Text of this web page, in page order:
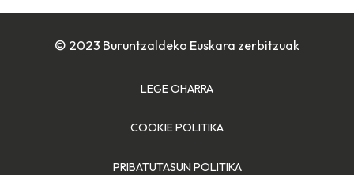
© 2023 Buruntzaldeko Euskara zerbitzuak
LEGE OHARRA
COOKIE POLITIKA
PRIBATUTASUN POLITIKA